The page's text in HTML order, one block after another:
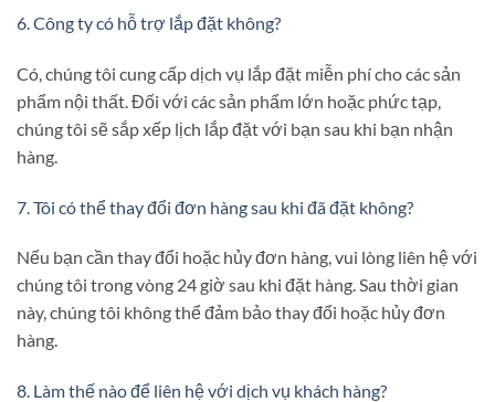
6. Công ty có hỗ trợ lắp đặt không?
Có, chúng tôi cung cấp dịch vụ lắp đặt miễn phí cho các sản
phẩm nội thất. Đối với các sản phẩm lớn hoặc phức tạp,
chúng tôi sẽ sắp xếp lịch lắp đặt với bạn sau khi bạn nhận
hàng.
7. Tôi có thể thay đổi đơn hàng sau khi đã đặt không?
Nếu bạn cần thay đổi hoặc hủy đơn hàng, vui lòng liên hệ với
chúng tôi trong vòng 24 giờ sau khi đặt hàng. Sau thời gian
này, chúng tôi không thể đảm bảo thay đổi hoặc hủy đơn
hàng.
8. Làm thế nào để liên hệ với dịch vụ khách hàng?